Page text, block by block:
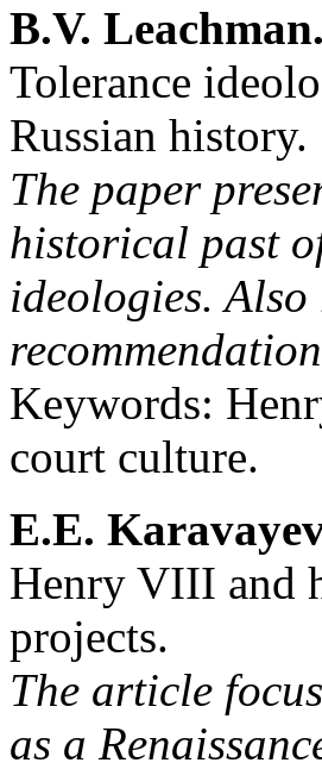
B.V. Leachman.
Tolerance
Russian history.
The paper
historical past
ideologies. Also
Keywords:
court culture.
E.E.
Henry VIII and
projects.
The article
as a